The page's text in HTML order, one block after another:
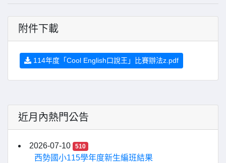
附件下載
114年度「Cool English口說王」比賽辦法z.pdf
近月內熱門公告
2026-07-10 510
西勢國小115學年度新生編班結果